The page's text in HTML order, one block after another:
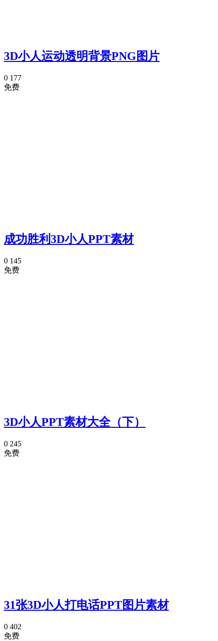
3D小人运动透明背景PNG图片
0 177
免费
成功胜利3D小人PPT素材
0 145
免费
3D小人PPT素材大全（下）
0 245
免费
31张3D小人打电话PPT图片素材
0 402
免费